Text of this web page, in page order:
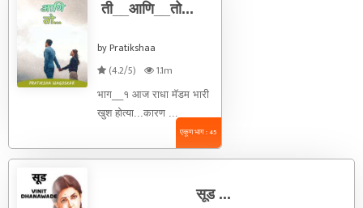
ती__आणि__तो...
by Pratikshaa
(4.2/5)
1.1m
भाग__१ आज राधा मॅडम भारी
खुश होत्या...कारण ...
एकूण भाग : 45
सूड ...